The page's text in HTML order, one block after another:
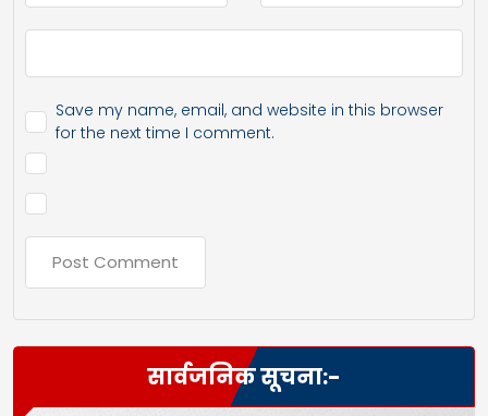
Save my name, email, and website in this browser
for the next time I comment.
सार्वजनिक सूचना:-